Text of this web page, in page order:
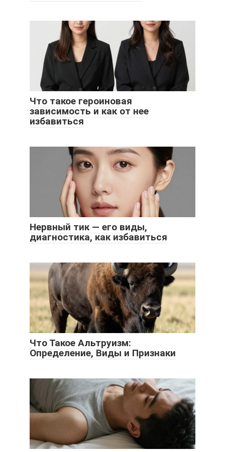
Что такое героиновая
зависимость и как от нее
избавиться
Нервный тик — его виды,
диагностика, как избавиться
Что Такое Альтруизм:
Определение, Виды и Признаки